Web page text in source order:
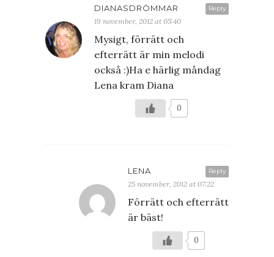
Reply
DIANASDRÖMMAR
19 november, 2012 at 05:40
Mysigt, förrätt och
efterrätt är min melodi
också :)Ha e härlig måndag
Lena kram Diana
0
Reply
LENA
25 november, 2012 at 07:22
Förrätt och efterrätt
är bäst!
0